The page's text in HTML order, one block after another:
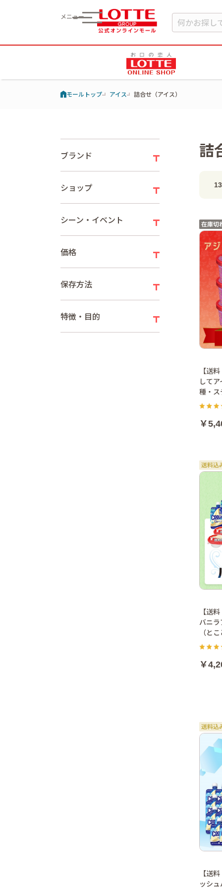
メニュー
モールトップ アイス 詰合せ（アイス）
ブランド
ショップ
シーン・イベント
価格
保存方法
特徴・目的
詰
【送
して
種・
￥
【送
バニ
（と
￥
【送
ッシ